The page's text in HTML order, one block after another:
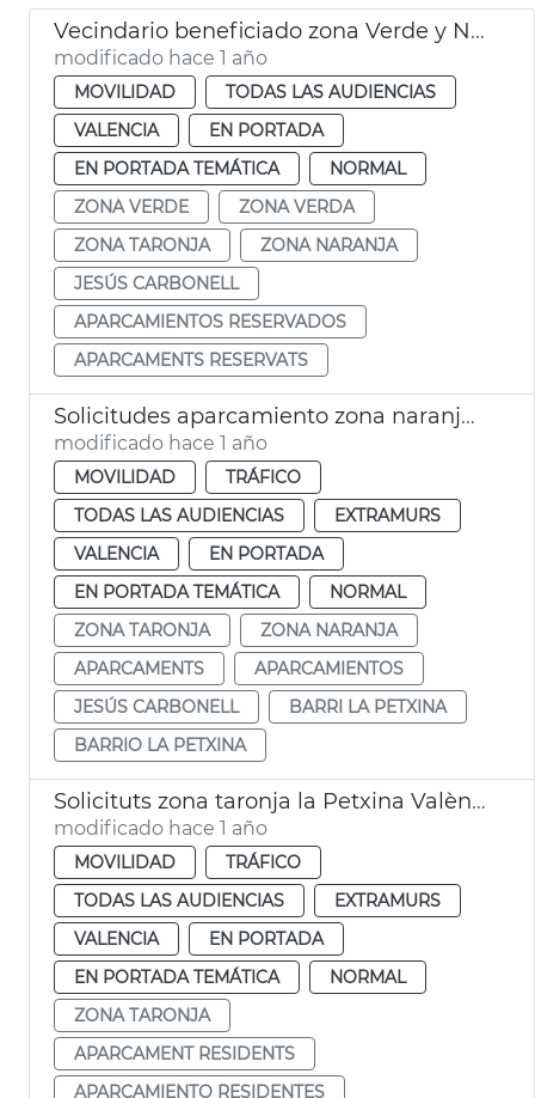
Vecindario beneficiado zona Verde y Naranja
modificado hace 1 año
MOVILIDAD
TODAS LAS AUDIENCIAS
VALENCIA
EN PORTADA
EN PORTADA TEMÁTICA
NORMAL
ZONA VERDE
ZONA VERDA
ZONA TARONJA
ZONA NARANJA
JESÚS CARBONELL
APARCAMIENTOS RESERVADOS
APARCAMENTS RESERVATS
Solicitudes aparcamiento zona naranja La Petxina. València
modificado hace 1 año
MOVILIDAD
TRÁFICO
TODAS LAS AUDIENCIAS
EXTRAMURS
VALENCIA
EN PORTADA
EN PORTADA TEMÁTICA
NORMAL
ZONA TARONJA
ZONA NARANJA
APARCAMENTS
APARCAMIENTOS
JESÚS CARBONELL
BARRI LA PETXINA
BARRIO LA PETXINA
Solicituts zona taronja la Petxina València
modificado hace 1 año
MOVILIDAD
TRÁFICO
TODAS LAS AUDIENCIAS
EXTRAMURS
VALENCIA
EN PORTADA
EN PORTADA TEMÁTICA
NORMAL
ZONA TARONJA
APARCAMENT RESIDENTS
APARCAMIENTO RESIDENTES